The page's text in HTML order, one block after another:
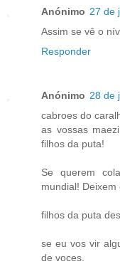
Anónimo 27 de
Assim se vê o
Responder
Anónimo 28 de
cabroes do
as vossas
filhos da puta!
Se querem
mundial!
filhos da puta
se eu vos vir
de voces.